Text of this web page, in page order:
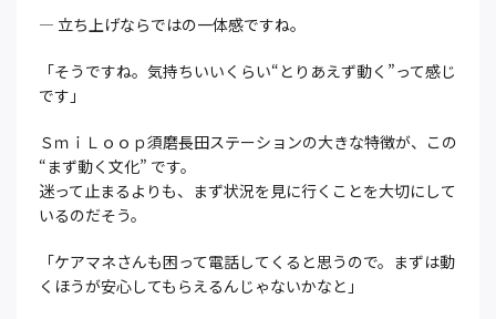
― 立ち上げならではの一体感ですね。
「そうですね。気持ちいいくらい“とりあえず動く”って感じ
です」
ＳｍｉＬｏｏｐ須磨長田ステーションの大きな特徴が、この
“まず動く文化” です。
迷って止まるよりも、まず状況を見に行くことを大切にして
いるのだそう。
「ケアマネさんも困って電話してくると思うので。まずは動
くほうが安心してもらえるんじゃないかなと」